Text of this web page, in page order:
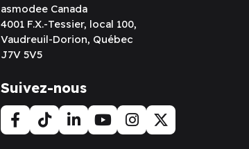
asmodee Canada
4001 F.X.-Tessier, local 100,
Vaudreuil-Dorion, Québec
J7V 5V5
Suivez-nous